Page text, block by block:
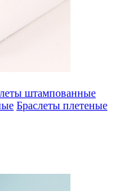
штампованные
Браслеты плетеные